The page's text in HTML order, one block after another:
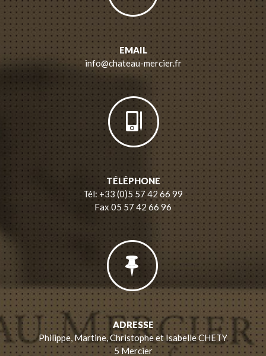
EMAIL
info@chateau-mercier.fr
TÉLÉPHONE
Tél: +33 (0)5 57 42 66 99
Fax 05 57 42 66 96
ADRESSE
Philippe, Martine, Christophe et Isabelle CHETY
5 Mercier